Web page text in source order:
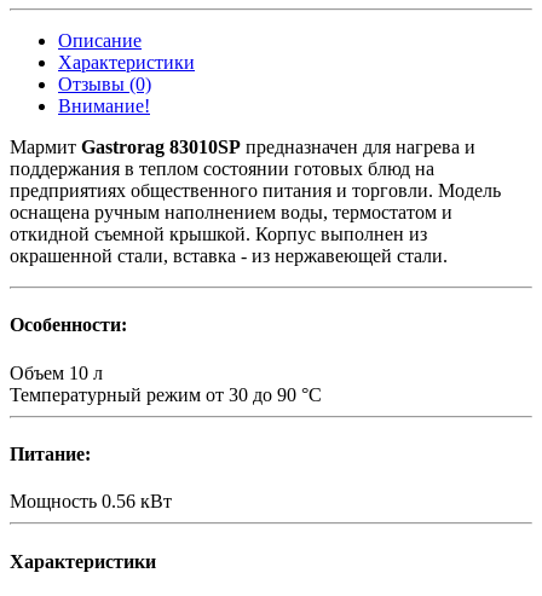
Описание
Характеристики
Отзывы (0)
Внимание!
Мармит Gastrorag 83010SP предназначен для нагрева и
поддержания в теплом состоянии готовых блюд на
предприятиях общественного питания и торговли. Модель
оснащена ручным наполнением воды, термостатом и
откидной съемной крышкой. Корпус выполнен из
окрашенной стали, вставка - из нержавеющей стали.
Особенности:
Объем 10 л
Температурный режим от 30 до 90 °C
Питание:
Мощность 0.56 кВт
Характеристики